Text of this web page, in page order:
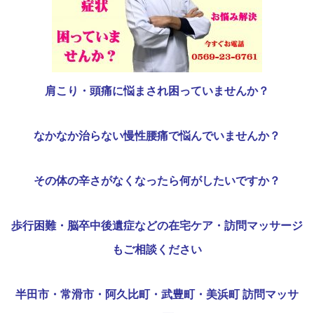
肩こり・頭痛に悩まされ困っていませんか？
なかなか治らない慢性腰痛で悩んでいませんか？
その体の辛さがなくなったら何がしたいですか？
歩行困難・脳卒中後遺症などの在宅ケア・訪問マッサージ
もご相談ください
半田市・常滑市・阿久比町・武豊町・美浜町 訪問マッサ